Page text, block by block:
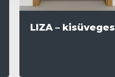
LIZA – kisüveges